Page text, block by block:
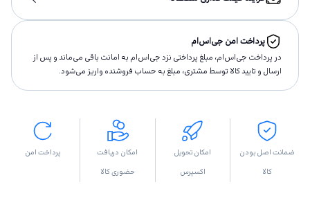
پرداخت امن جی‌اس‌ام
در پرداخت جی‌اس‌ام، مبلغ پرداختى نزد جی‌اس‌ام به امانت باقى مى‌ماند و پس از
ارسال و تاييد كالا توسط مشتری، مبلغ به حساب فروشنده واريز مى‌شود.
ضمانت اصل بودن
کالا
امکان تحویل
اکسپرس
امکان دریافت
حضوری کالا
پرداخت امن